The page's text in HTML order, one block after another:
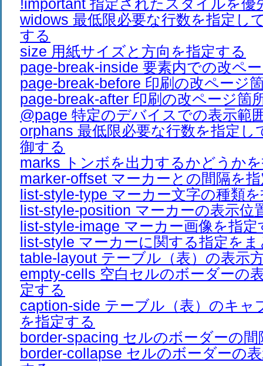
!important 指定されたスタイルを優
widows 最低限必要な行数を指定し
する
size 用紙サイズと方向を指定する
page-break-inside 要素内での改ペ
page-break-before 印刷の改ページ
page-break-after 印刷の改ページ箇
@page 特定のデバイスでの表示範
orphans 最低限必要な行数を指定し
御する
marks トンボを出力するかどうか
marker-offset マーカーとの間隔を
list-style-type マーカー文字の種類
list-style-position マーカーの表示位
list-style-image マーカー画像を指定
list-style マーカーに関する指定を
table-layout テーブル（表）の表示
empty-cells 空白セルのボーダーの
定する
caption-side テーブル（表）のキャ
を指定する
border-spacing セルのボーダーの
border-collapse セルのボーダーの